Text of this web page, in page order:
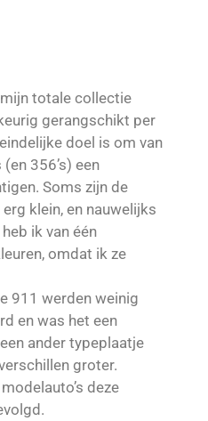
totale collectie
gerangschikt per
doel is om van
356’s) een
Soms zijn de
klein, en nauwelijks
ik van één
omdat ik ze
911 werden weinig
en was het een
ander typeplaatje
groter.
deze